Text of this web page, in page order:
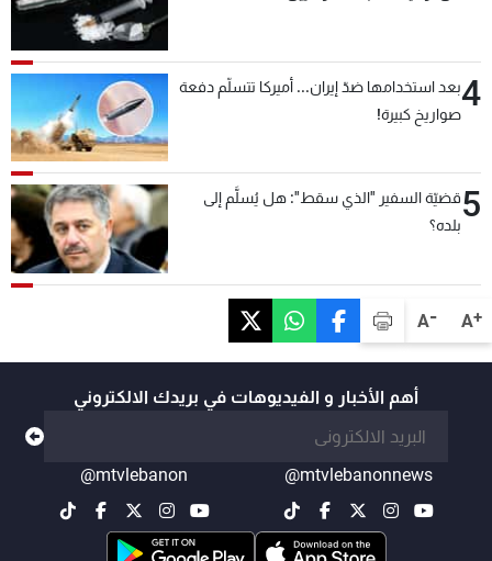
A+
A-
4بعد استخدامها ضدّ إيران... أميركا تتسلّم دفعة
صواريخ كبيرة!
5قضيّة السفير "الذي سقط": هل يُسلَّم إلى
بلده؟
أهم الأخبار و الفيديوهات في بريدك الالكتروني
@mtvlebanonnews
@mtvlebanon